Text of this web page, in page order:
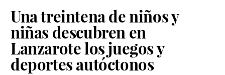
Una treintena de niños y
niñas descubren en
Lanzarote los juegos y
deportes autóctonos